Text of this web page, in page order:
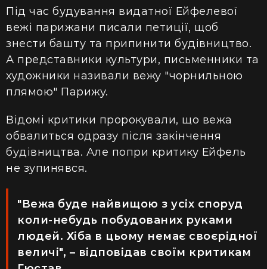
Під час будування видатної Ейфелевої
вежі парижани писали петиції, щоб
знести башту та припинити будівництво.
А представники культури, письменники та
художники називали вежу "чорнильною
плямою" Парижу.
Відомі критики пророкували, що вежа
обвалиться одразу після закінчення
будівництва. Але попри критику Ейфель
не зупинявся.
"Вежа буде найвищою з усіх споруд
коли-небудь побудованих руками
людей. Хіба в цьому немає своєрідної
величі", – відповідав своїм критикам